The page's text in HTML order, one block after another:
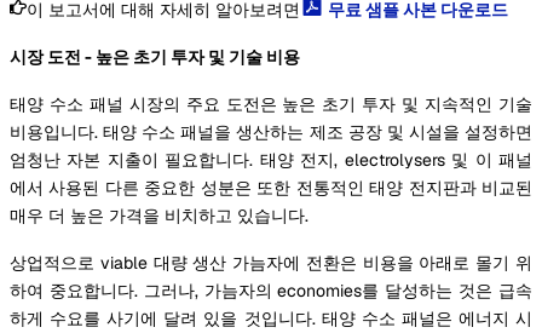
이 보고서에 대해 자세히 알아보려면 무료 샘플 사본 다운로드
시장 도전 - 높은 초기 투자 및 기술 비용
태양 수소 패널 시장의 주요 도전은 높은 초기 투자 및 지속적인 기술
비용입니다. 태양 수소 패널을 생산하는 제조 공장 및 시설을 설정하면
엄청난 자본 지출이 필요합니다. 태양 전지, electrolysers 및 이 패널
에서 사용된 다른 중요한 성분은 또한 전통적인 태양 전지판과 비교된
매우 더 높은 가격을 비치하고 있습니다.
상업적으로 viable 대량 생산 가늠자에 전환은 비용을 아래로 몰기 위
하여 중요합니다. 그러나, 가늠자의 economies를 달성하는 것은 급속
하게 수요를 사기에 달려 있을 것입니다. 태양 수소 패널은 에너지 시